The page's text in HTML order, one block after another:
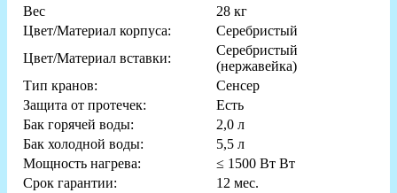
Вес
28 кг
Цвет/Материал корпуса:
Серебристый
Цвет/Материал вставки:
Серебристый
(нержавейка)
Тип кранов:
Сенсер
Защита от протечек:
Есть
Бак горячей воды:
2,0 л
Бак холодной воды:
5,5 л
Мощность нагрева:
≤ 1500 Вт Вт
Срок гарантии:
12 мес.